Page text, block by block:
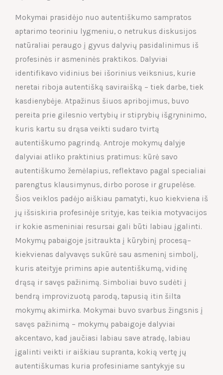
Mokymai prasidėjo nuo autentiškumo sampratos
aptarimo teoriniu lygmeniu, o netrukus diskusijos
natūraliai peraugo į gyvus dalyvių pasidalinimus iš
profesinės ir asmeninės praktikos. Dalyviai
identifikavo vidinius bei išorinius veiksnius, kurie
neretai riboja autentišką saviraišką – tiek darbe, tiek
kasdienybėje. Atpažinus šiuos apribojimus, buvo
pereita prie gilesnio vertybių ir stiprybių išgryninimo,
kuris kartu su drąsa veikti sudaro tvirtą
autentiškumo pagrindą. Antroje mokymų dalyje
dalyviai atliko praktinius pratimus: kūrė savo
autentiškumo žemėlapius, reflektavo pagal specialiai
parengtus klausimynus, dirbo porose ir grupelėse.
Šios veiklos padėjo aiškiau pamatyti, kuo kiekviena iš
jų išsiskiria profesinėje srityje, kas teikia motyvacijos
ir kokie asmeniniai resursai gali būti labiau įgalinti.
Mokymų pabaigoje įsitraukta į kūrybinį procesą–
kiekvienas dalyvavęs sukūrė sau asmeninį simbolį,
kuris ateityje primins apie autentiškumą, vidinę
drąsą ir savęs pažinimą. Simboliai buvo sudėti į
bendrą improvizuotą parodą, tapusią itin šilta
mokymų akimirka. Mokymai buvo svarbus žingsnis į
savęs pažinimą – mokymų pabaigoje dalyviai
akcentavo, kad jaučiasi labiau save atradę, labiau
įgalinti veikti ir aiškiau supranta, kokią vertę jų
autentiškumas kuria profesiniame santykyje su